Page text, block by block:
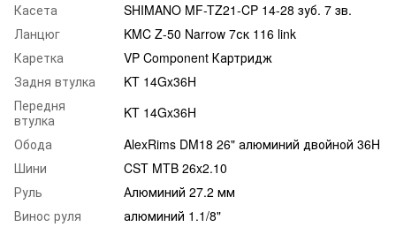
Касета
SHIMANO MF-TZ21-CP 14-28 зуб. 7 зв.
Ланцюг
KMC Z-50 Narrow 7ск 116 link
Каретка
VP Component Картридж
Задня втулка
KT 14Gx36H
Передня
втулка
KT 14Gx36H
Обода
AlexRims DM18 26" алюминий двойной 36H
Шини
CST MTB 26x2.10
Руль
Алюминий 27.2 мм
Винос руля
алюминий 1.1/8"